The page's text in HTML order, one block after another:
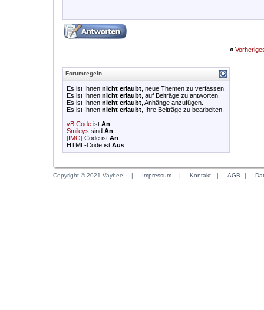
«
Forumregeln
Es ist Ihnen nicht erlaubt , neue Themen zu verfassen.
Es ist Ihnen nicht erlaubt , auf Beiträge zu antworten.
Es ist Ihnen nicht erlaubt , Anhänge anzufügen.
Es ist Ihnen nicht erlaubt , Ihre Beiträge zu bearbeiten.
vB Code ist An
Smileys sind An
[IMG] Code ist An
HTML-Code ist Aus
Copyright © 2021 Vaybee! | Impressum | Kontakt | AGB |